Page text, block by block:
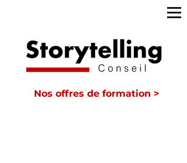
Nos offres de formation >